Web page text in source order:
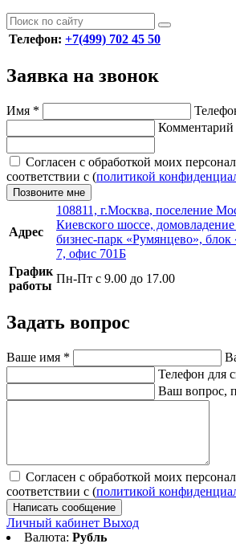
Телефон: +7(499) 702 45 50
Заявка на звонок
Имя *
Комментарий
Согласен с обработкой моих
соответствии с (политикой
Позвоните мне
Адрес
108811, г.Москва, поселение
Киевского шоссе,
бизнес-парк «Румянцево», блок
7, офис 701Б
График
работы
Пн-Пт с 9.00 до 17.00
Задать вопрос
Ваше имя *
Телефон для
Ваш вопрос,
Согласен с обработкой моих
соответствии с (политикой
Написать сообщение
Личный кабинет Выход
Валюта: Рубль